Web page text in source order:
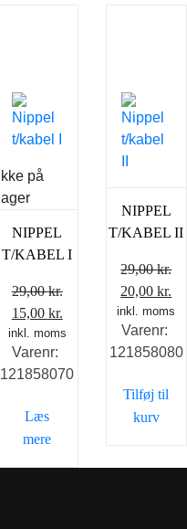
Ikke på
lager
NIPPEL
T/KABEL I
29,00kr.
Den
oprindelige
pris
var:
15,00 kr.
aktuelle
er:
inkl. moms
Varenr:
121858070
Læs
mere
NIPPEL
T/KABEL II
29,00kr.
Den
pris
var:
20,00kr.
er:
inkl. moms
Varenr:
121858080
Tilføj til
kurv